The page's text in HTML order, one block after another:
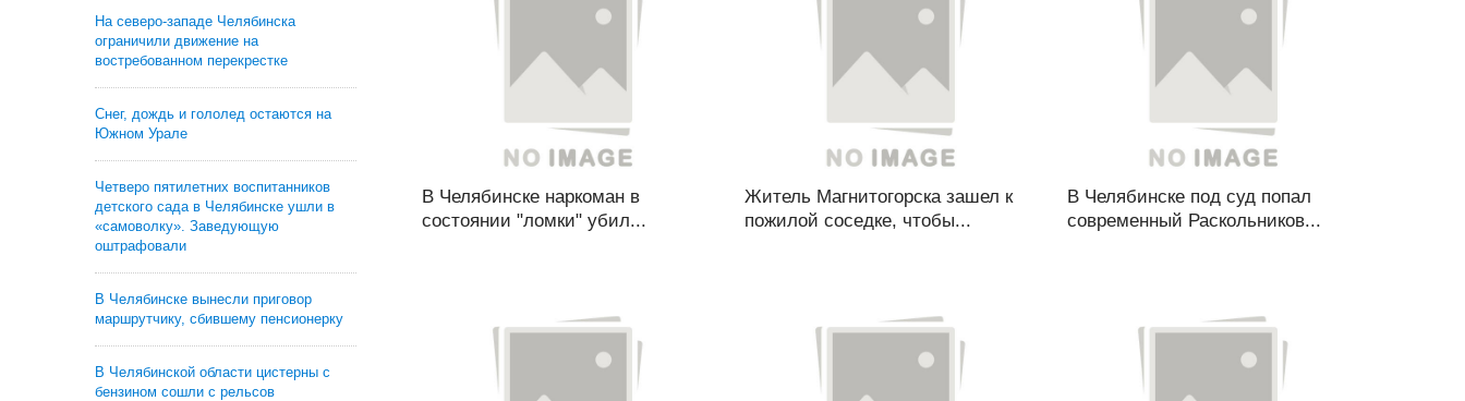
На северо-западе Челябинска
ограничили движение на
востребованном перекрестке
Снег, дождь и гололед остаются на
Южном Урале
Четверо пятилетних воспитанников
детского сада в Челябинске ушли в
«самоволку». Заведующую
оштрафовали
В Челябинске вынесли приговор
маршрутчику, сбившему пенсионерку
В Челябинской области цистерны с
бензином сошли с рельсов
В Челябинске наркоман в
состоянии "ломки" убил...
Житель Магнитогорска зашел к
пожилой соседке, чтобы...
В Челябинске под суд попал
современный Раскольников...